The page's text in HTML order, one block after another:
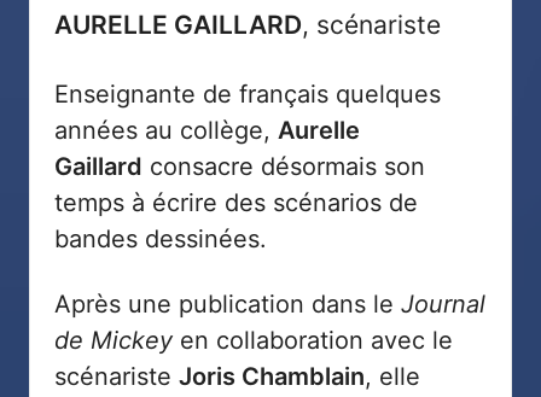
AURELLE GAILLARD, scénariste
Enseignante de français quelques
années au collège, Aurelle
Gaillard consacre désormais son
temps à écrire des scénarios de
bandes dessinées.
Après une publication dans le Journal
de Mickeyen collaboration avec le
scénariste Joris Chamblain, elle